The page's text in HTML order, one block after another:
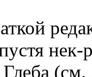
нек-
(см.